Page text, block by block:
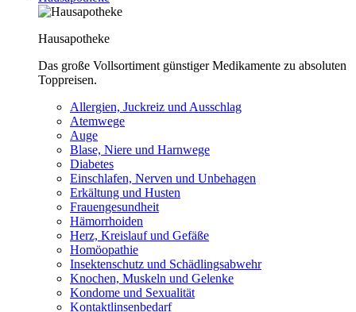
Hausapotheke
Das große Vollsortiment günstiger Medikamente zu absoluten
Toppreisen.
Allergien, Juckreiz und Ausschlag
Atemwege
Auge
Blase, Niere und Harnwege
Diabetes
Einschlafen, Nerven und Unbehagen
Erkältung und Husten
Frauengesundheit
Hämorrhoiden
Herz, Kreislauf und Gefäße
Homöopathie
Insektenschutz und Schädlingsabwehr
Knochen, Muskeln und Gelenke
Kondome und Sexualität
Kontaktlinsenbedarf